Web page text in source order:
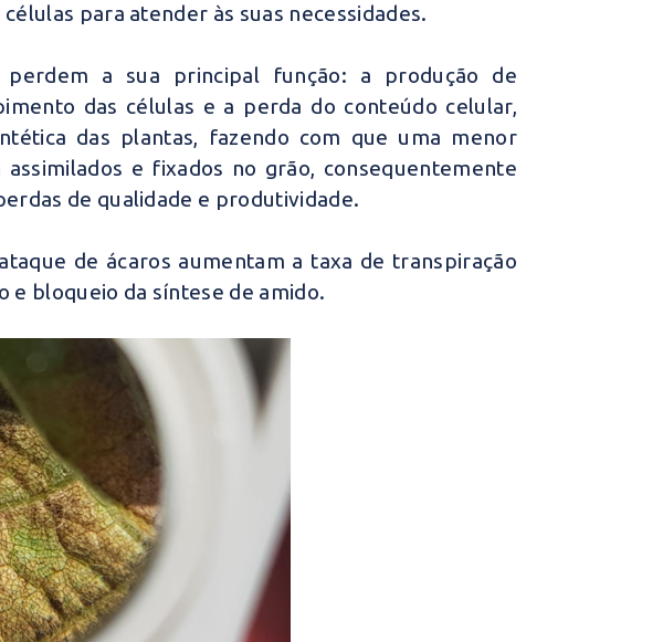
para atender às suas necessidades.
a sua principal função: a produção de
das células e a perda do conteúdo celular,
das plantas, fazendo com que uma menor
e fixados no grão, consequentemente
de qualidade e produtividade.
de ácaros aumentam a taxa de transpiração
e bloqueio da síntese de amido.